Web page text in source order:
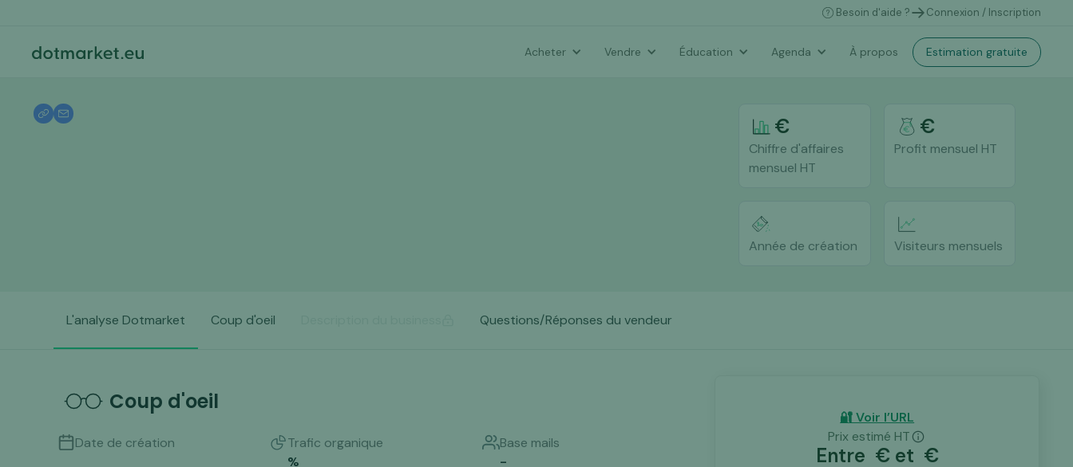
Besoin d'aide ? Connexion / Inscription
Acheter Vendre Éducation Agenda À propos Estimation gratuite
€
Chiffre d'affaires
mensuel HT
€
Profit mensuel HT
Année de création Visiteurs mensuels
L'analyse Dotmarket Coup d'oeil Questions/Réponses du vendeur
Coup d'oeil
Date de création
Trafic organique
%
Base mails
-
🔐 Voir l’URL
Prix estimé HT
Entre € et €